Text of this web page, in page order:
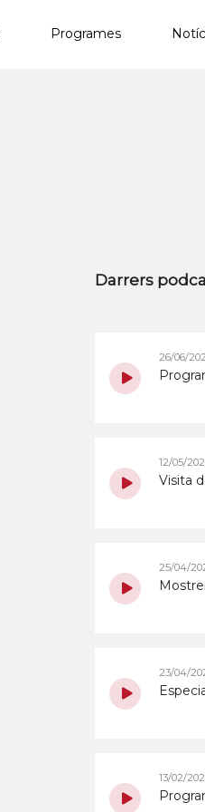
Programes
Darrers
26/06/
12/05/
25/04/
23/04/
13/02/